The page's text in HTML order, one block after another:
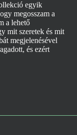
egyik
megosszam a
a lehető
mit szeretek és mit
megjelenésével
és ezért